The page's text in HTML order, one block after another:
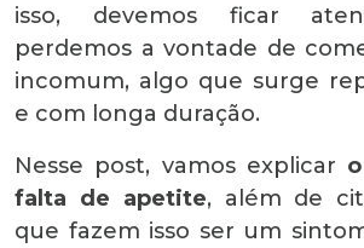
isso, devemos ficar
perdemos a vontade de
incomum, algo que surge
e com longa duração.
Nesse post, vamos explicar
falta de apetite, além de
que fazem isso ser um